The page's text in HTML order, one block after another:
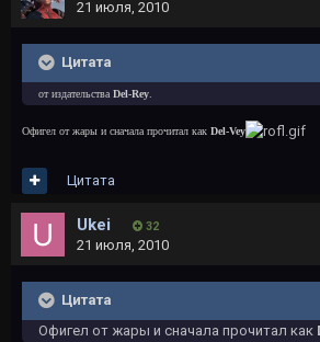
21 июля, 2010
Цитата
от издательства Del-Rey
Офигел от жары и сначала прочитал как Del-Vey
Цитата
Ukei 32
21 июля, 2010
Цитата
Офигел от жары и сначала прочитал как